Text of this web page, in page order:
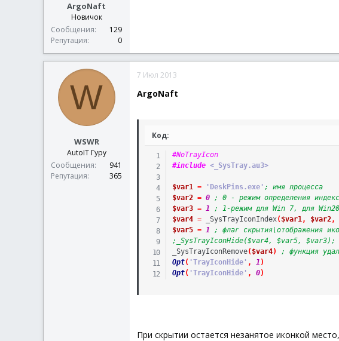
ArgoNaft
Новичок
Сообщения
129
Репутация
0
W
WSWR
AutoIT Гуру
Сообщения
941
Репутация
365
7 Июл 2013
ArgoNaft
Код:
#NoTrayIcon
#include <_SysTray.au3>
$var1 = 'DeskPins.exe' ; имя процесса
$var2 = 0
; 0 - режим определения
$var3 = 1
; 1-режим для Win 7, для
$var4 = _SysTrayIconIndex( $var1, $var2,
$var5 = 1
; флаг скрытия\отображения
;_SysTrayIconHide($var4, $var5, $var3);
_SysTrayIconRemove( $var4)
; функция
Opt( 'TrayIconHide' , 1 )
Opt( 'TrayIconHide' , 0)
При скрытии остается незанятое иконкой